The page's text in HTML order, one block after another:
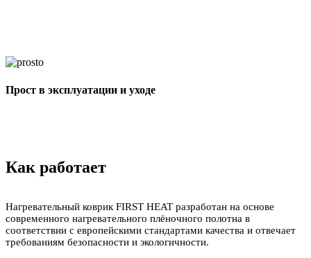
Прост в эксплуатации и уходе
Как работает
Нагревательный коврик FIRST HEAT разработан на основе
современного нагревательного плёночного полотна в
соответствии с европейскими стандартами качества и отвечает
требованиям безопасности и экологичности.